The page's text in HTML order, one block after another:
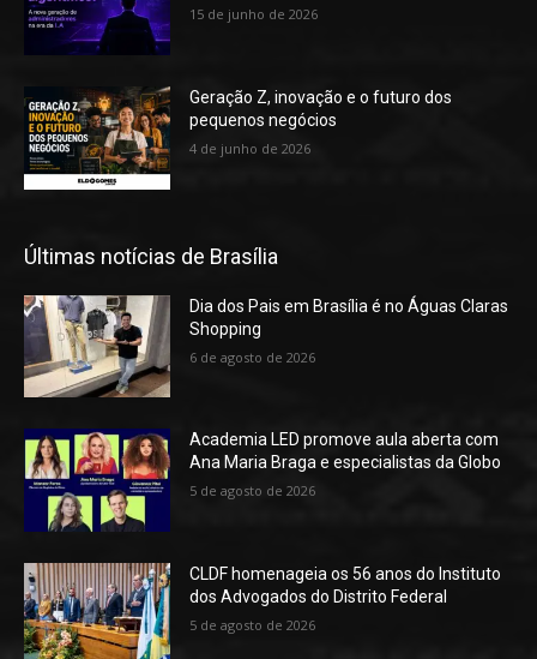
15 de junho de 2026
Geração Z, inovação e o futuro dos
pequenos negócios
4 de junho de 2026
Últimas notícias de Brasília
Dia dos Pais em Brasília é no Águas Claras
Shopping
6 de agosto de 2026
Academia LED promove aula aberta com
Ana Maria Braga e especialistas da Globo
5 de agosto de 2026
CLDF homenageia os 56 anos do Instituto
dos Advogados do Distrito Federal
5 de agosto de 2026